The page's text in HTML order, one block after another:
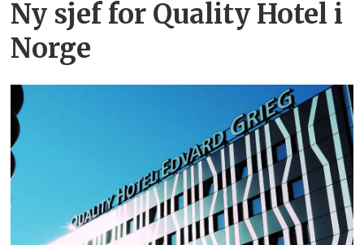
Ny sjef for Quality Hotel i
Norge